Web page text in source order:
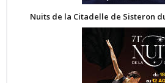
Nuits de la Citadelle de Sisteron